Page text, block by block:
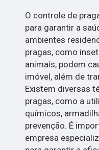
O controle de
para garantir a
ambientes
pragas, como
animais, podem
imóvel, além de
Existem diversas
pragas, como a
químicos,
prevenção. É
empresa